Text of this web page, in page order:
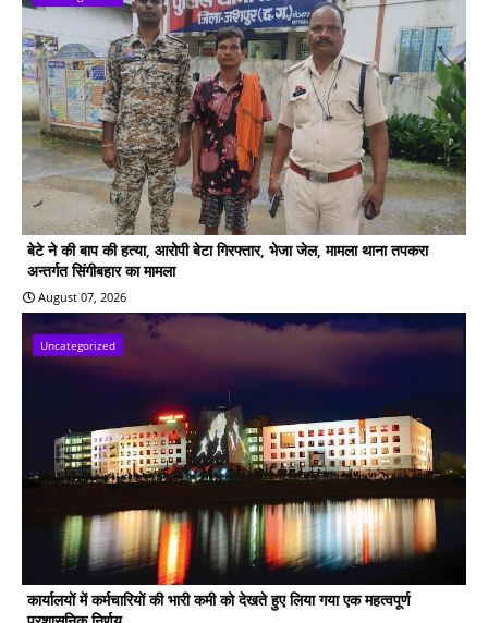
बेटे ने की बाप की हत्या, आरोपी बेटा गिरफ्तार, भेजा जेल, मामला थाना तपकरा
अन्तर्गत सिंगीबहार का मामला
August 07, 2026
Uncategorized
कार्यालयों में कर्मचारियों की भारी कमी को देखते हुए लिया गया एक महत्वपूर्ण